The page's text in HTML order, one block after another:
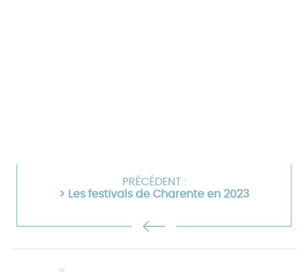
PRÉCÉDENT :
> Les festivals de Charente en 2023